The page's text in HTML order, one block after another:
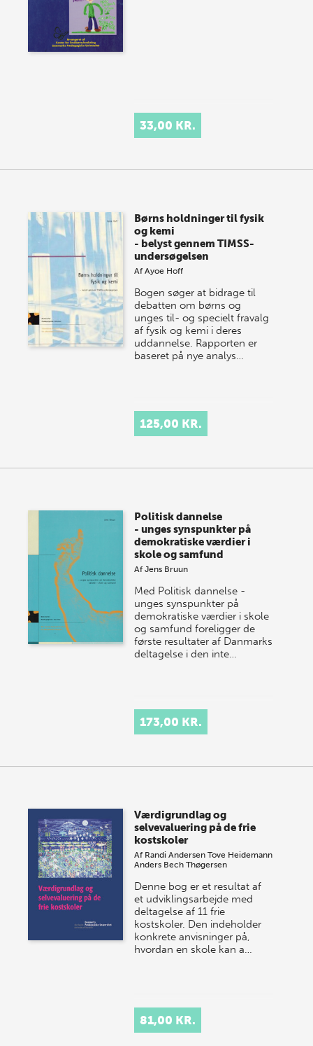
33,00 KR.
Børns holdninger til fysik
og kemi
- belyst gennem TIMSS-
undersøgelsen
AfAyoe Hoff
Bogen søger at bidrage til
debatten om børns og
unges til- og specielt fravalg
af fysik og kemi i deres
uddannelse. Rapporten er
baseret på nye analys…
125,00 KR.
Politisk dannelse
- unges synspunkter på
demokratiske værdier i
skole og samfund
AfJens Bruun
Med Politisk dannelse -
unges synspunkter på
demokratiske værdier i skole
og samfund foreligger de
første resultater af Danmarks
deltagelse i den inte…
173,00 KR.
Værdigrundlag og
selvevaluering på de frie
kostskoler
Af Randi Andersen Tove Heidemann
Anders Bech Thøgersen
Denne bog er et resultat af
et udviklingsarbejde med
deltagelse af 11 frie
kostskoler. Den indeholder
konkrete anvisninger på,
hvordan en skole kan a…
81,00 KR.